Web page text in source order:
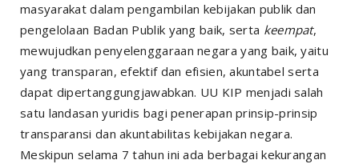
masyarakat dalam pengambilan kebijakan publik dan
pengelolaan Badan Publik yang baik, serta keempat,
mewujudkan penyelenggaraan negara yang baik, yaitu
yang transparan, efektif dan efisien, akuntabel serta
dapat dipertanggungjawabkan. UU KIP menjadi salah
satu landasan yuridis bagi penerapan prinsip-prinsip
transparansi dan akuntabilitas kebijakan negara.
Meskipun selama 7 tahun ini ada berbagai kekurangan